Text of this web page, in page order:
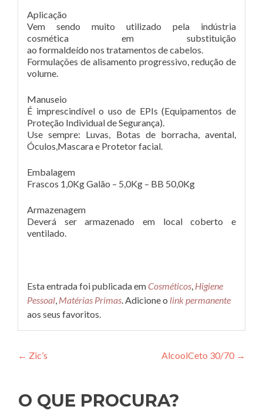
Aplicação
Vem sendo muito utilizado pela indústria
cosmética em substituição
ao formaldeído nos tratamentos de cabelos.
Formulações de alisamento progressivo, redução de
volume.
Manuseio
É imprescindível o uso de EPIs (Equipamentos de
Proteção Individual de Segurança).
Use sempre: Luvas, Botas de borracha, avental,
Óculos,Mascara e Protetor facial.
Embalagem
Frascos 1,0Kg Galão – 5,0Kg – BB 50,0Kg
Armazenagem
Deverá ser armazenado em local coberto e
ventilado.
Esta entrada foi publicada emCosméticos, Higiene
Pessoal, Matérias Primas. Adicione o link permanente
aos seus favoritos.
Navegação
Post
← Zic’s AlcoolCeto 30/70 →
O QUE PROCURA?